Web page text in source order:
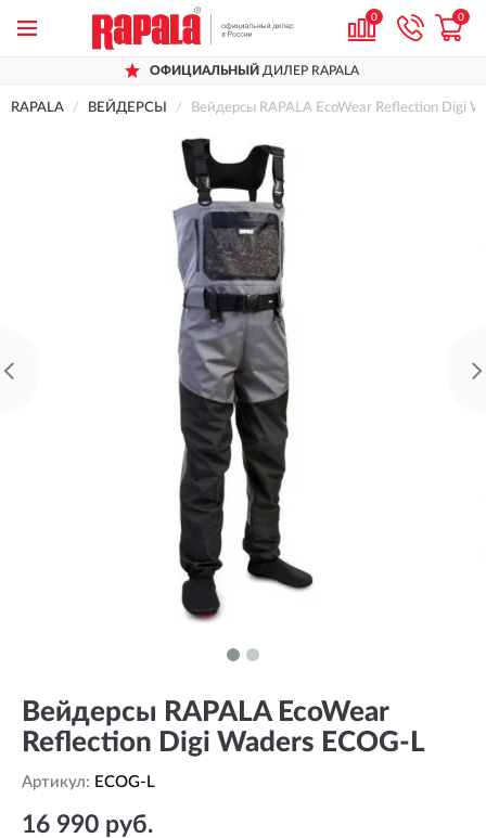
0 0
ОФИЦИАЛЬНЫЙ ДИЛЕР RAPALA
RAPALA ВЕЙДЕРСЫ Вейдерсы RAPALA EcoWear Reflection Digi
Вейдерсы RAPALA EcoWear
Reflection Digi Waders ECOG-L
Артикул: ECOG-L
16 990 руб.